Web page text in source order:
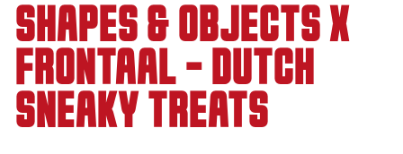
Beer Club
Join our beerclub now!
SHAPES & OBJECTS X
FRONTAAL - DUTCH
SNEAKY TREATS